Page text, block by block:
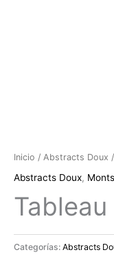
Inicio / Abstracts Doux
Abstracts Doux,
Categorías: Abstracts